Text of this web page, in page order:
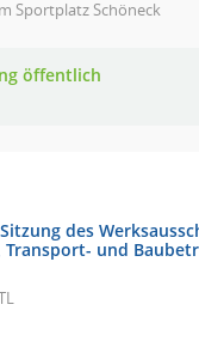
Sportplatz Schöneck
öffentlich
des
und